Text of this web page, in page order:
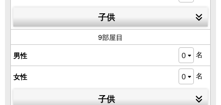
子供
9部屋目
男性
名
女性 名
子供